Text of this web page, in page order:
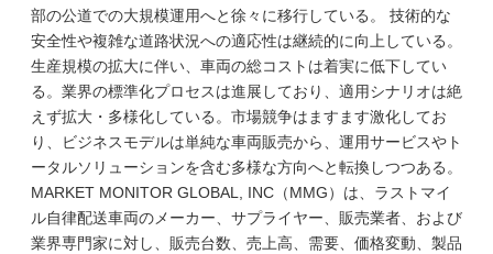
部の公道での大規模運用へと徐々に移行している。 技術的な
安全性や複雑な道路状況への適応性は継続的に向上している。
生産規模の拡大に伴い、車両の総コストは着実に低下してい
る。業界の標準化プロセスは進展しており、適用シナリオは絶
えず拡大・多様化している。市場競争はますます激化してお
り、ビジネスモデルは単純な車両販売から、運用サービスやト
ータルソリューションを含む多様な方向へと転換しつつある。
MARKET MONITOR GLOBAL, INC（MMG）は、ラストマイ
ル自律配送車両のメーカー、サプライヤー、販売業者、および
業界専門家に対し、販売台数、売上高、需要、価格変動、製品